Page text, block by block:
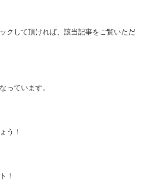
クして頂ければ、該当記事をご覧いただ
っています。
う！
！